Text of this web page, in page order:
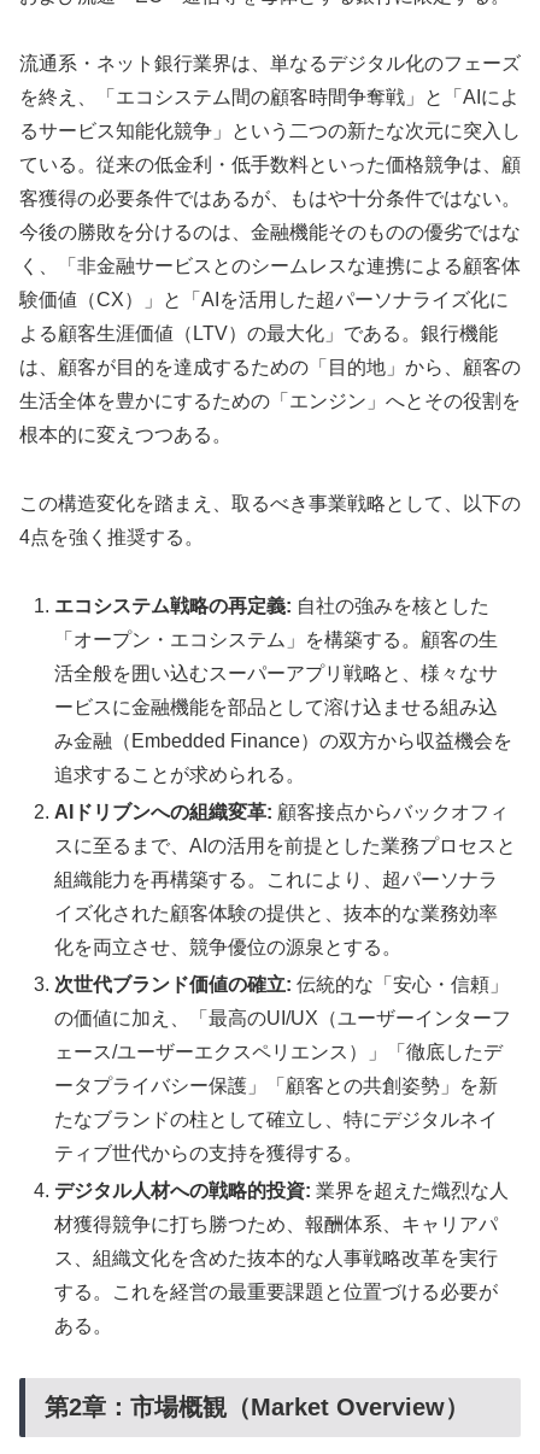
流通系・ネット銀行業界は、単なるデジタル化のフェーズ
を終え、「エコシステム間の顧客時間争奪戦」と「AIによ
るサービス知能化競争」という二つの新たな次元に突入し
ている。従来の低金利・低手数料といった価格競争は、顧
客獲得の必要条件ではあるが、もはや十分条件ではない。
今後の勝敗を分けるのは、金融機能そのものの優劣ではな
く、「非金融サービスとのシームレスな連携による顧客体
験価値（CX）」と「AIを活用した超パーソナライズ化に
よる顧客生涯価値（LTV）の最大化」である。銀行機能
は、顧客が目的を達成するための「目的地」から、顧客の
生活全体を豊かにするための「エンジン」へとその役割を
根本的に変えつつある。
この構造変化を踏まえ、取るべき事業戦略として、以下の
4点を強く推奨する。
エコシステム戦略の再定義: 自社の強みを核とした
「オープン・エコシステム」を構築する。顧客の生
活全般を囲い込むスーパーアプリ戦略と、様々なサ
ービスに金融機能を部品として溶け込ませる組み込
み金融（Embedded Finance）の双方から収益機会を
追求することが求められる。
AIドリブンへの組織変革: 顧客接点からバックオフィ
スに至るまで、AIの活用を前提とした業務プロセスと
組織能力を再構築する。これにより、超パーソナラ
イズ化された顧客体験の提供と、抜本的な業務効率
化を両立させ、競争優位の源泉とする。
次世代ブランド価値の確立: 伝統的な「安心・信頼」
の価値に加え、「最高のUI/UX（ユーザーインターフ
ェース/ユーザーエクスペリエンス）」「徹底したデ
ータプライバシー保護」「顧客との共創姿勢」を新
たなブランドの柱として確立し、特にデジタルネイ
ティブ世代からの支持を獲得する。
デジタル人材への戦略的投資: 業界を超えた熾烈な人
材獲得競争に打ち勝つため、報酬体系、キャリアパ
ス、組織文化を含めた抜本的な人事戦略改革を実行
する。これを経営の最重要課題と位置づける必要が
ある。
第2章：市場概観（Market Overview）